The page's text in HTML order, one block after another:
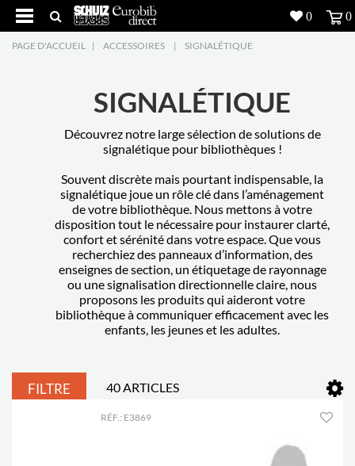
5
Produits
Inspiration
7
PAGE D'ACCUEIL | ACCESSOIRES | SIGNALÉTIQUE
SIGNALÉTIQUE
Découvrez notre large sélection de solutions de
signalétique pour bibliothèques !
Souvent discrète mais pourtant indispensable, la
signalétique joue un rôle clé dans l’aménagement
de votre bibliothèque. Nous mettons à votre
disposition tout le nécessaire pour instaurer clarté,
confort et sérénité dans votre espace. Que vous
recherchiez des panneaux d’information, des
enseignes de section, un étiquetage de rayonnage
ou une signalisation directionnelle claire, nous
proposons les produits qui aideront votre
bibliothèque à communiquer efficacement avec les
enfants, les jeunes et les adultes.
FILTRE 40 ARTICLES
RÉF.: E3869
0 0